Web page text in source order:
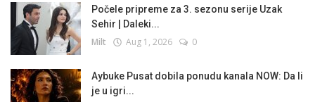
Počele pripreme za 3. sezonu serije Uzak
Sehir | Daleki...
Milt Aug 1, 2026 0
Aybuke Pusat dobila ponudu kanala NOW: Da li
je u igri...